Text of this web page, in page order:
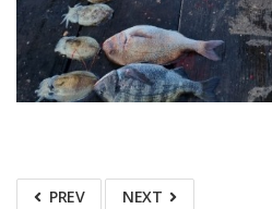
PREV NEXT